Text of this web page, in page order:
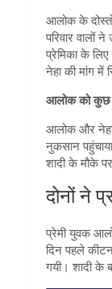
आलोक के
परिवार
प्रेमिका के
नेहा की मांग
आलोक को कुछ
आलोक और नेहा
नुकसान
शादी के मौके
दोनों ने
प्रेमी युवक
दिन पहले
गयी। शादी के